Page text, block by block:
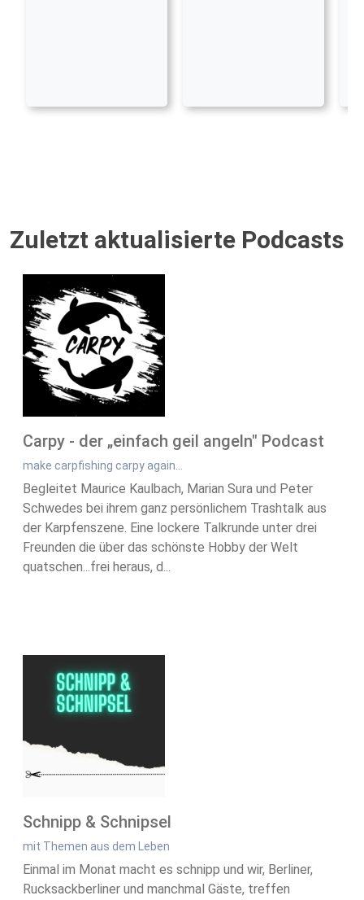
Zuletzt aktualisierte Podcasts
Carpy - der „einfach geil angeln" Podcast
make carpfishing carpy again...
Begleitet Maurice Kaulbach, Marian Sura und Peter
Schwedes bei ihrem ganz persönlichem Trashtalk aus
der Karpfenszene. Eine lockere Talkrunde unter drei
Freunden die über das schönste Hobby der Welt
quatschen...frei heraus, d...
Schnipp & Schnipsel
mit Themen aus dem Leben
Einmal im Monat macht es schnipp und wir, Berliner,
Rucksackberliner und manchmal Gäste, treffen